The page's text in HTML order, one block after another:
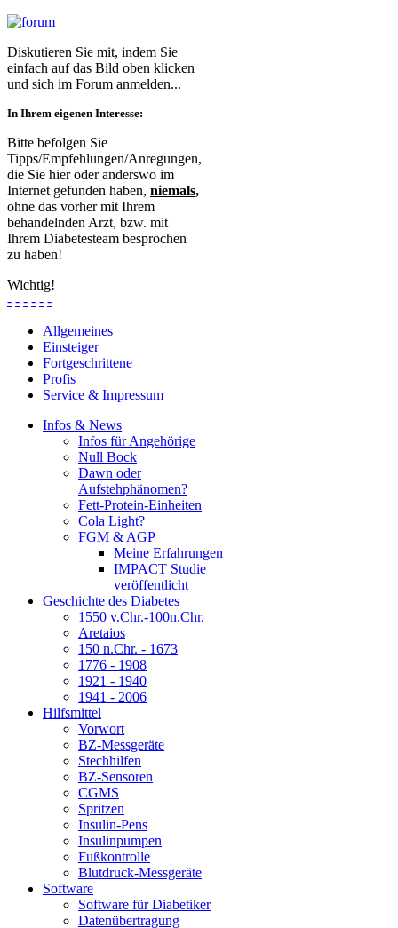
Diskutieren Sie mit, indem Sie
einfach auf das Bild oben klicken
und sich im Forum anmelden...
In Ihrem eigenen Interesse:
Bitte befolgen Sie
Tipps/Empfehlungen/Anregungen,
die Sie hier oder anderswo im
Internet gefunden haben, niemals,
ohne das vorher mit Ihrem
behandelnden Arzt, bzw. mit
Ihrem Diabetesteam besprochen
zu haben!
Wichtig!
- - - - - -
Allgemeines
Einsteiger
Fortgeschrittene
Profis
Service & Impressum
Infos & News
Infos für Angehörige
Null Bock
Dawn oder
Aufstehphänomen?
Fett-Protein-Einheiten
Cola Light?
FGM & AGP
Meine Erfahrungen
IMPACT Studie
veröffentlicht
Geschichte des Diabetes
1550 v.Chr.-100n.Chr.
Aretaios
150 n.Chr. - 1673
1776 - 1908
1921 - 1940
1941 - 2006
Hilfsmittel
Vorwort
BZ-Messgeräte
Stechhilfen
BZ-Sensoren
CGMS
Spritzen
Insulin-Pens
Insulinpumpen
Fußkontrolle
Blutdruck-Messgeräte
Software
Software für Diabetiker
Datenübertragung